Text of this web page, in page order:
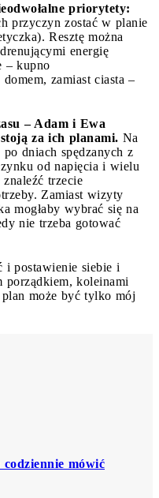
priorytety:
przyczyn zostać w planie
Resztę można
energię
– kupno
zamiast ciasta –
– Adam i Ewa
za ich planami. Na
dniach spędzanych z
od napięcia i wielu
trzecie
Zamiast wizyty
mogłaby wybrać się na
nie trzeba gotować
i postawienie siebie i
porządkiem, koleinami
może być tylko mój
mówić